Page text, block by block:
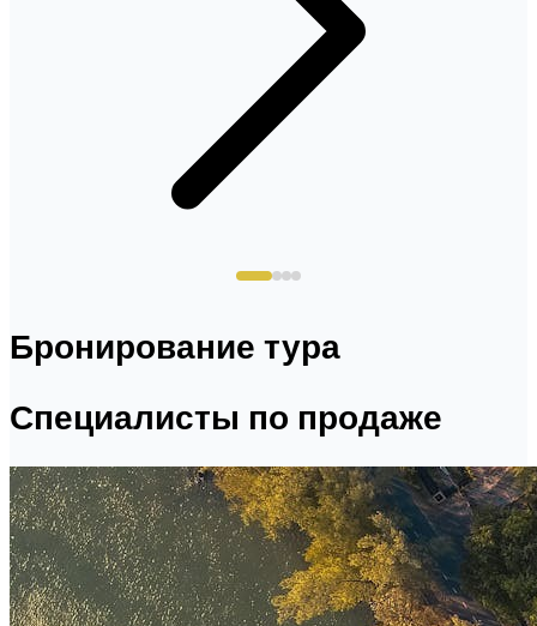
Бронирование тура
Специалисты по продаже